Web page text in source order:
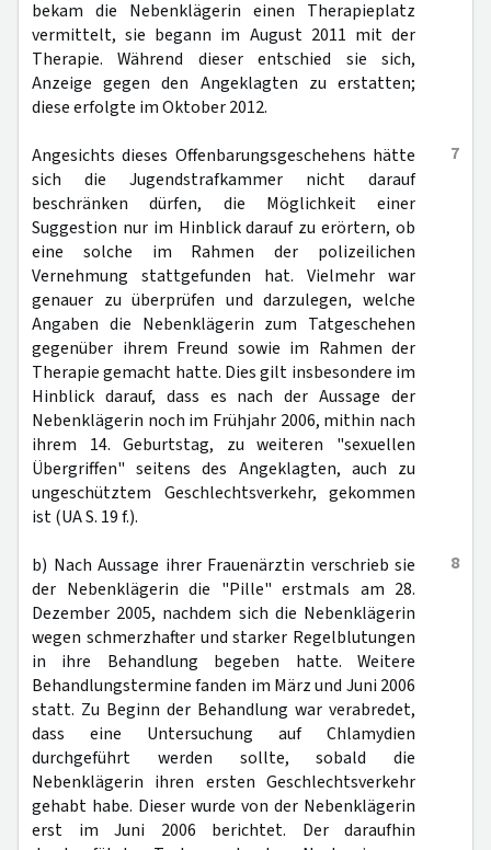
bekam die Nebenklägerin einen Therapieplatz
vermittelt, sie begann im August 2011 mit der
Therapie. Während dieser entschied sie sich,
Anzeige gegen den Angeklagten zu erstatten;
diese erfolgte im Oktober 2012.
7
Angesichts dieses Offenbarungsgeschehens hätte
sich die Jugendstrafkammer nicht darauf
beschränken dürfen, die Möglichkeit einer
Suggestion nur im Hinblick darauf zu erörtern, ob
eine solche im Rahmen der polizeilichen
Vernehmung stattgefunden hat. Vielmehr war
genauer zu überprüfen und darzulegen, welche
Angaben die Nebenklägerin zum Tatgeschehen
gegenüber ihrem Freund sowie im Rahmen der
Therapie gemacht hatte. Dies gilt insbesondere im
Hinblick darauf, dass es nach der Aussage der
Nebenklägerin noch im Frühjahr 2006, mithin nach
ihrem 14. Geburtstag, zu weiteren "sexuellen
Übergriffen" seitens des Angeklagten, auch zu
ungeschütztem Geschlechtsverkehr, gekommen
ist (UA S. 19 f.).
8
b) Nach Aussage ihrer Frauenärztin verschrieb sie
der Nebenklägerin die "Pille" erstmals am 28.
Dezember 2005, nachdem sich die Nebenklägerin
wegen schmerzhafter und starker Regelblutungen
in ihre Behandlung begeben hatte. Weitere
Behandlungstermine fanden im März und Juni 2006
statt. Zu Beginn der Behandlung war verabredet,
dass eine Untersuchung auf Chlamydien
durchgeführt werden sollte, sobald die
Nebenklägerin ihren ersten Geschlechtsverkehr
gehabt habe. Dieser wurde von der Nebenklägerin
erst im Juni 2006 berichtet. Der daraufhin